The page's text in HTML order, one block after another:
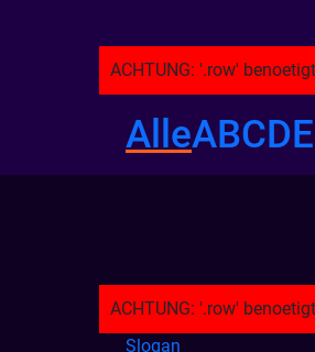
AlleABCDE
Slogan